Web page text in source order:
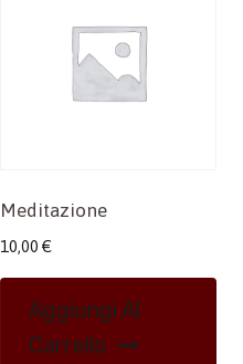
Meditazione
10,00 €
Aggiungi Al
Carrello